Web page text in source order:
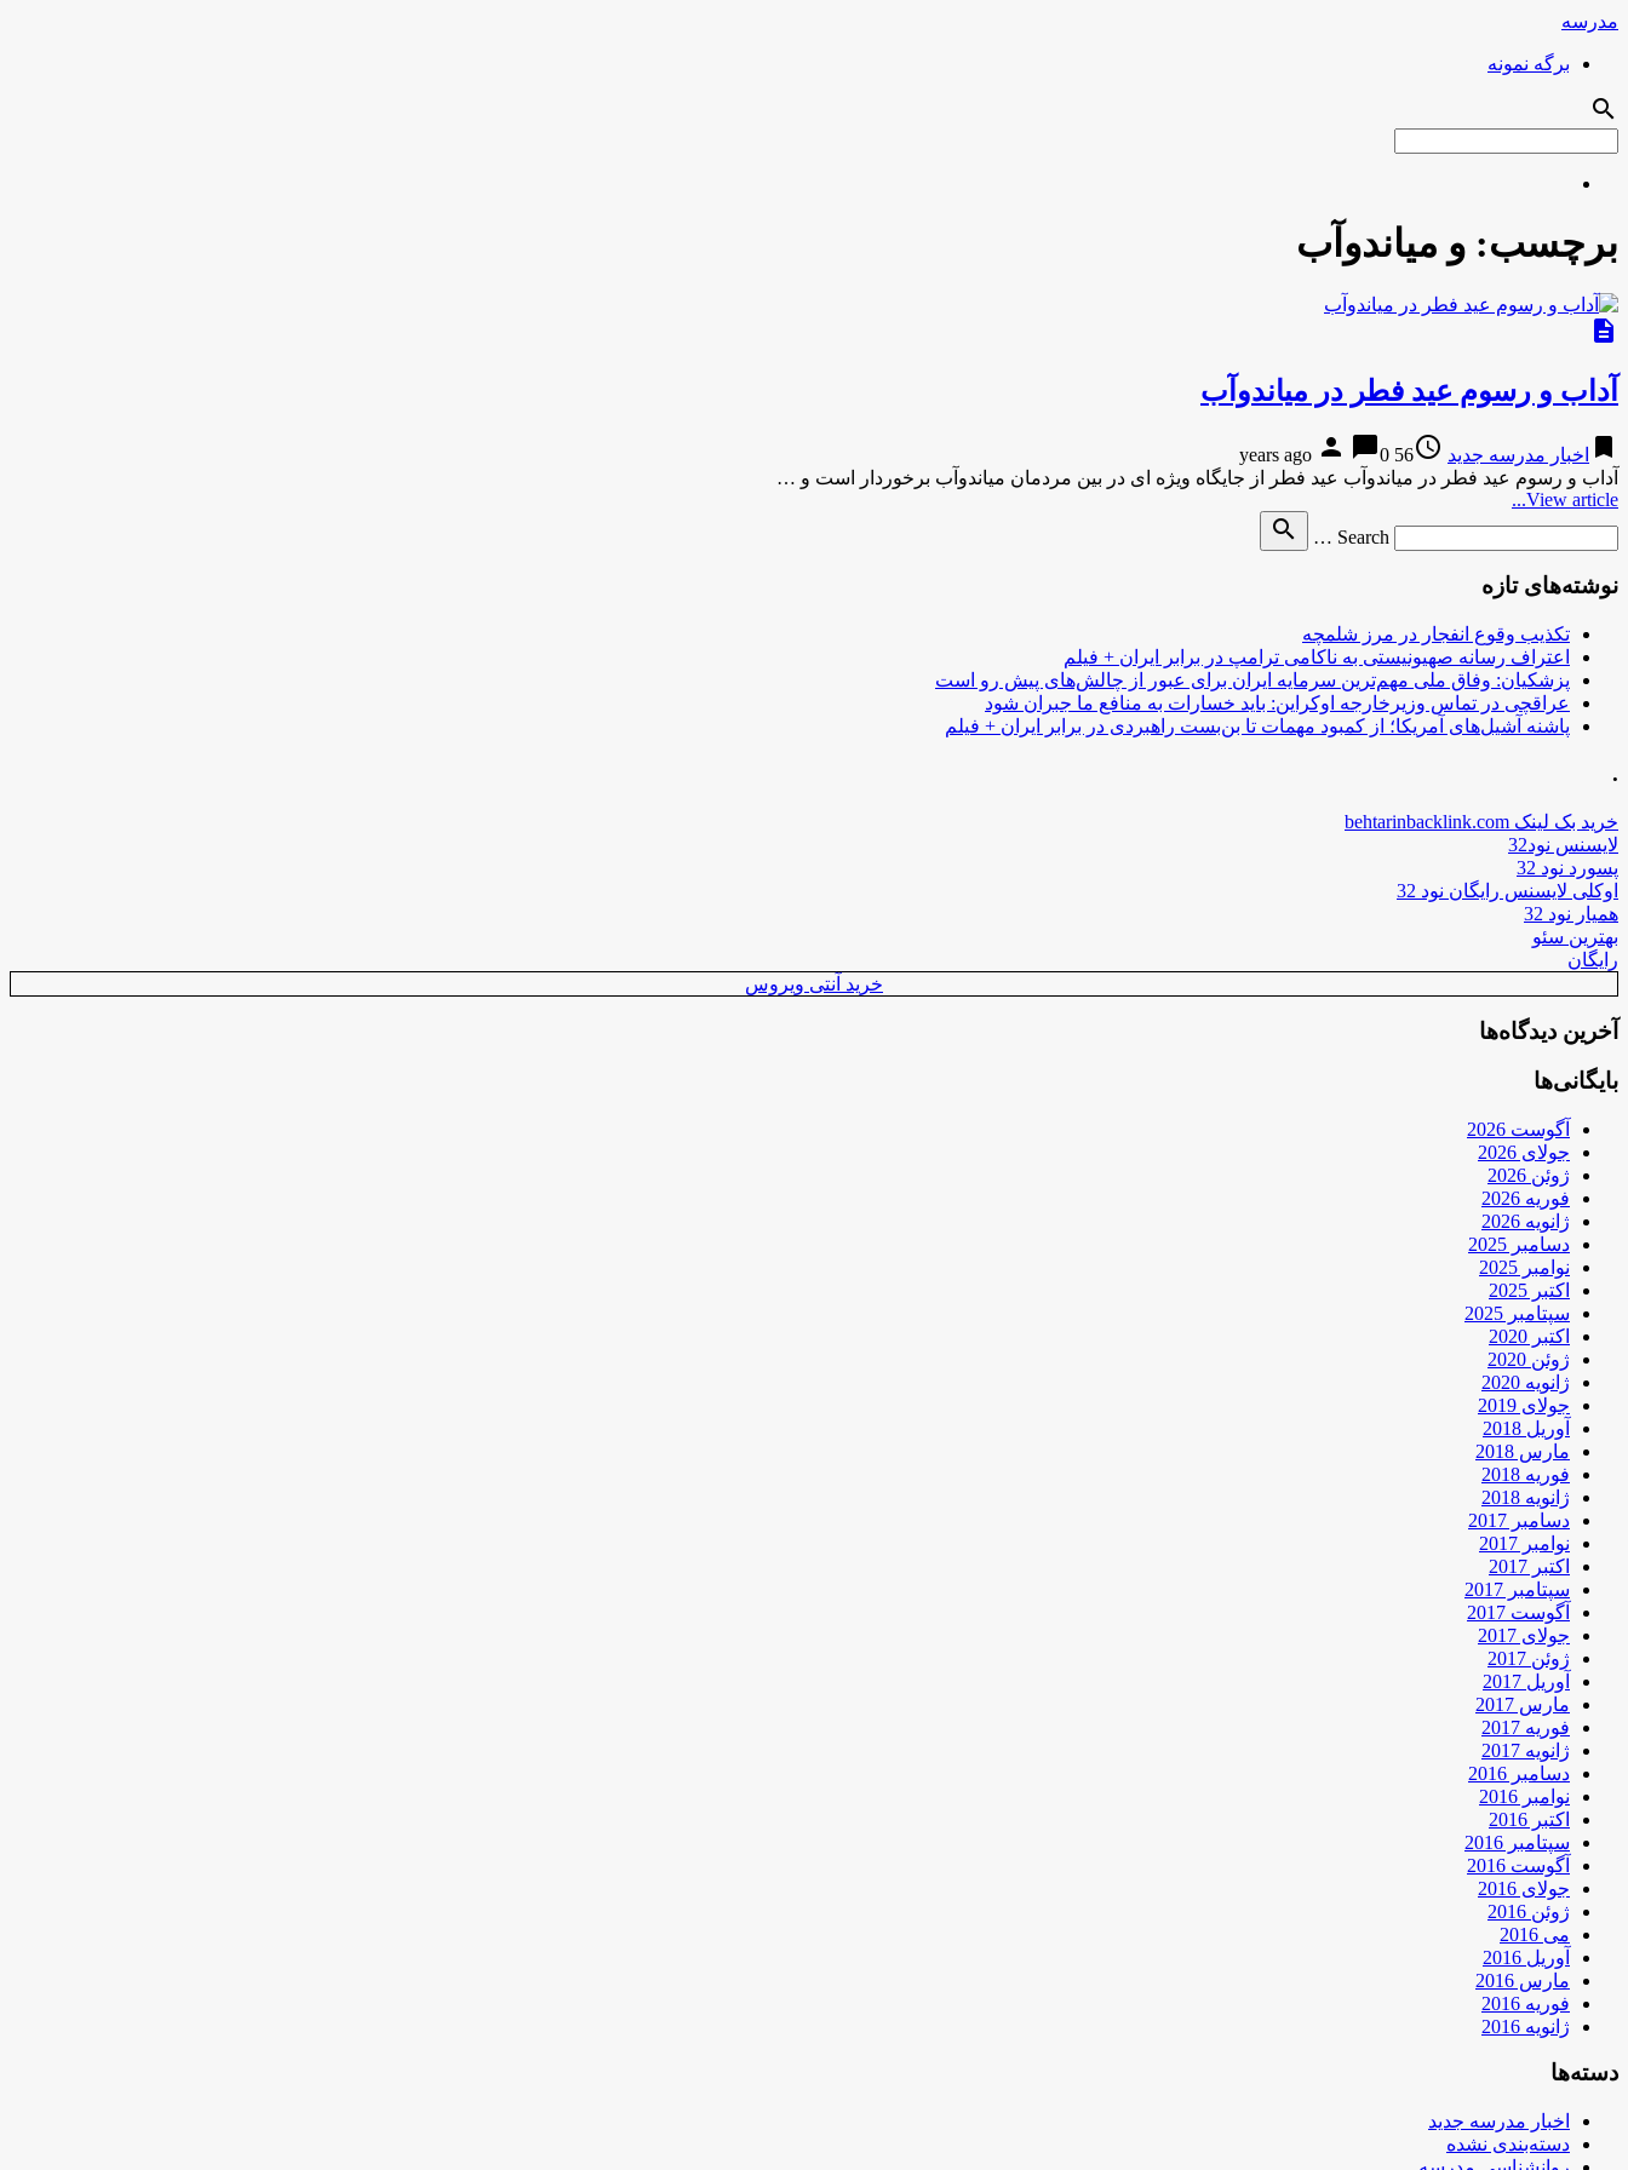
مدرسه
برگه نمونه
search
برچسب: و میاندوآب
description
آداب و رسوم عید فطر در میاندوآب
bookmark اخبار مدرسه جدید access_time
56 years ago
person chat_bubble0
آداب و رسوم عید فطر در میاندوآب عید فطر از جایگاه ویژه ای در بین مردمان میاندوآب برخوردار است و …
View article...
Search …
search
نوشته‌های تازه
تکذیب وقوع انفجار در مرز شلمچه
اعتراف رسانه صهیونیستی به ناکامی ترامپ در برابر ایران + فیلم
پزشکیان: وفاق ملی مهم‌ترین سرمایه ایران برای عبور از چالش‌های پیش رو است
عراقچی در تماس وزیرخارجه اوکراین: باید خسارات به منافع ما جبران شود
پاشنه آشیل‌های آمریکا؛ از کمبود مهمات تا بن‌بست راهبردی در برابر ایران + فیلم
.
خرید بک لینک behtarinbacklink.com
لایسنس نود32
پسورد نود 32
اوکلی لایسنس رایگان نود 32
همیار نود 32
بهترین سئو
رایگان
خرید آنتی ویروس
آخرین دیدگاه‌ها
بایگانی‌ها
آگوست 2026
جولای 2026
ژوئن 2026
فوریه 2026
ژانویه 2026
دسامبر 2025
نوامبر 2025
اکتبر 2025
سپتامبر 2025
اکتبر 2020
ژوئن 2020
ژانویه 2020
جولای 2019
آوریل 2018
مارس 2018
فوریه 2018
ژانویه 2018
دسامبر 2017
نوامبر 2017
اکتبر 2017
سپتامبر 2017
آگوست 2017
جولای 2017
ژوئن 2017
آوریل 2017
مارس 2017
فوریه 2017
ژانویه 2017
دسامبر 2016
نوامبر 2016
اکتبر 2016
سپتامبر 2016
آگوست 2016
جولای 2016
ژوئن 2016
می 2016
آوریل 2016
مارس 2016
فوریه 2016
ژانویه 2016
دسته‌ها
اخبار مدرسه جدید
دسته‌بندی نشده